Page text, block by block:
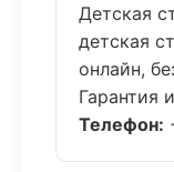
Детская
детская
онлайн,
Гарантия
Телефон: